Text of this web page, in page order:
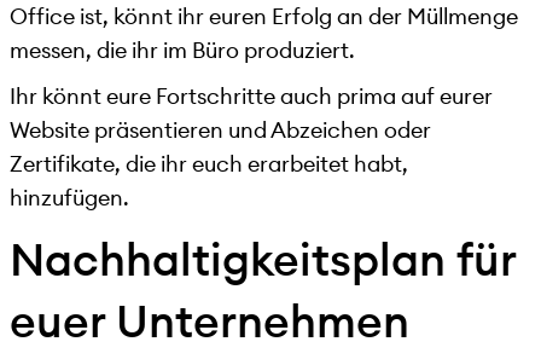
Office ist, könnt ihr euren Erfolg an der Müllmenge
messen, die ihr im Büro produziert.
Ihr könnt eure Fortschritte auch prima auf eurer
Website präsentieren und Abzeichen oder
Zertifikate, die ihr euch erarbeitet habt,
hinzufügen.
Nachhaltigkeitsplan für
euer Unternehmen